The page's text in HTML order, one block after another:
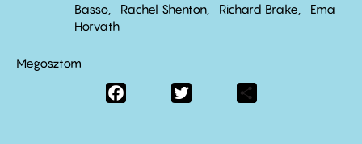
Basso
Rachel Shenton Richard Brake
Ema
Horvath
Megosztom
Facebook